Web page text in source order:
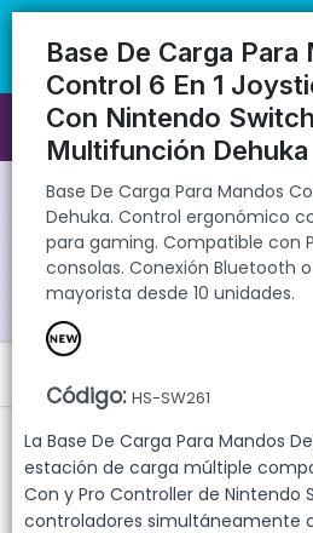
Base De Carga Para Mandos Control 6
Android y consolas. Conexión
desde 10 unidades.
Base De Carga Para
Control 6 En 1
Con Nintendo
Multifunción Dehuka
Base De Carga Para Mandos
Dehuka. Control ergonómico
para gaming. Compatible con
consolas. Conexión Bluetooth o
mayorista desde 10 unidades.
Código: HS-SW261
La Base De Carga Para Mandos
estación de carga múltiple
Con y Pro Controller de Nintendo
controladores simultáneamente
directa | 📦 Comprá mayorista desde
accedé a precios
CÓMO COMPRAR
QUIÉNES SOMOS
ergonómico con botones precisos
PC, Android y consolas. Conexión
desde 10 unidades.